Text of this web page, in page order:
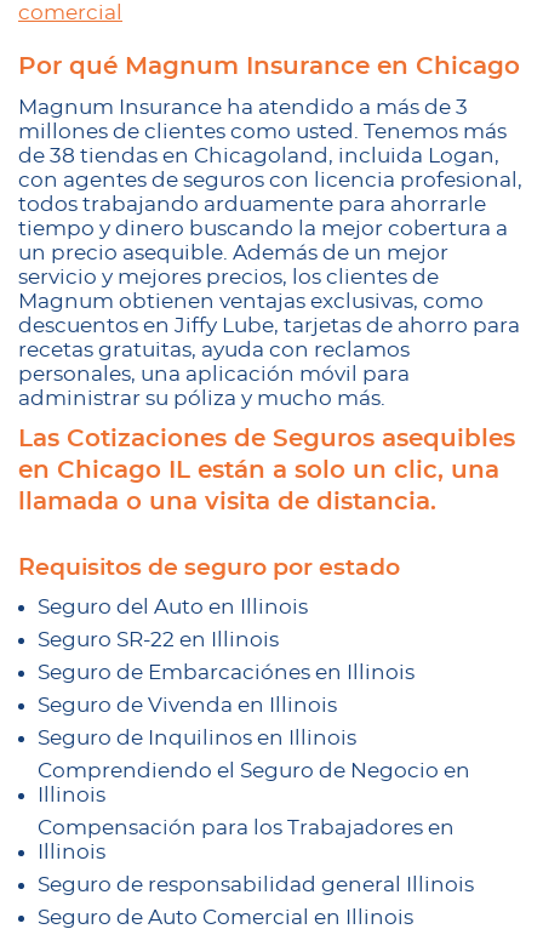
comercial
Por qué Magnum Insurance en Chicago
Magnum Insurance ha atendido a más de 3
millones de clientes como usted. Tenemos más
de 38 tiendas en Chicagoland, incluida Logan,
con agentes de seguros con licencia profesional,
todos trabajando arduamente para ahorrarle
tiempo y dinero buscando la mejor cobertura a
un precio asequible. Además de un mejor
servicio y mejores precios, los clientes de
Magnum obtienen ventajas exclusivas, como
descuentos en Jiffy Lube, tarjetas de ahorro para
recetas gratuitas, ayuda con reclamos
personales, una aplicación móvil para
administrar su póliza y mucho más.
Las Cotizaciones de Seguros asequibles
en Chicago IL están a solo un clic, una
llamada o una visita de distancia.
Requisitos de seguro por estado
Seguro del Auto en Illinois
Seguro SR-22 en Illinois
Seguro de Embarcaciónes en Illinois
Seguro de Vivenda en Illinois
Seguro de Inquilinos en Illinois
Comprendiendo el Seguro de Negocio en
Illinois
Compensación para los Trabajadores en
Illinois
Seguro de responsabilidad general Illinois
Seguro de Auto Comercial en Illinois